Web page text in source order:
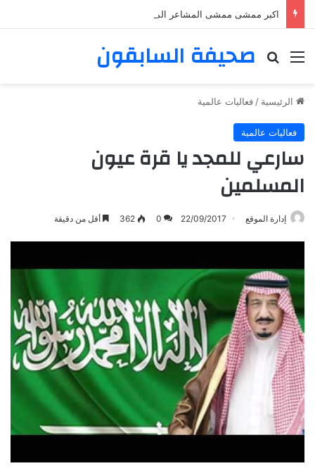
اكبر ممشى ممشى المشاعر المقدسه
صحيفة السابقون القائمة بحث عن
الرئيسية / فعاليات عالمية
فعاليات عالمية
سارعي للمجد يا قرة عيون
المسلمين
إدارة الموقع 22/09/2017
0
362 أقل من دقيقة